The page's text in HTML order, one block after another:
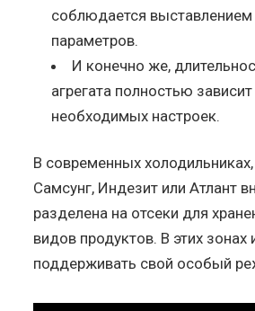
соблюдается
параметров.
И конечно же,
агрегата полностью
необходимых настроек.
В современных
Самсунг, Индезит или Атлант
разделена на отсеки для
видов продуктов. В этих зонах
поддерживать свой особый